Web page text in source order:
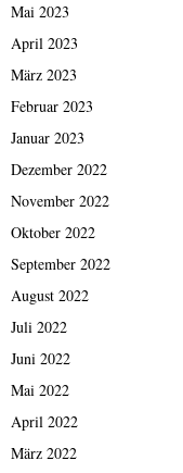
Mai 2023
April 2023
März 2023
Februar 2023
Januar 2023
Dezember 2022
November 2022
Oktober 2022
September 2022
August 2022
Juli 2022
Juni 2022
Mai 2022
April 2022
März 2022